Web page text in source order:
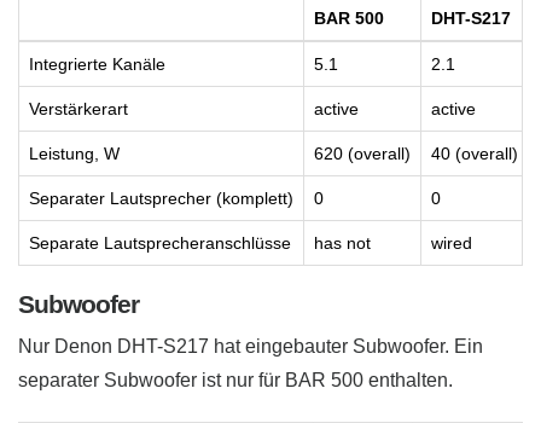
BAR 500 DHT-S217
Integrierte Kanäle 5.1 2.1
Verstärkerart active active
Leistung, W 620 (overall) 40 (overall)
Separater Lautsprecher (komplett) 0 0
Separate Lautsprecheranschlüsse has not wired
Subwoofer
Nur Denon DHT-S217 hat eingebauter Subwoofer. Ein
separater Subwoofer ist nur für BAR 500 enthalten.